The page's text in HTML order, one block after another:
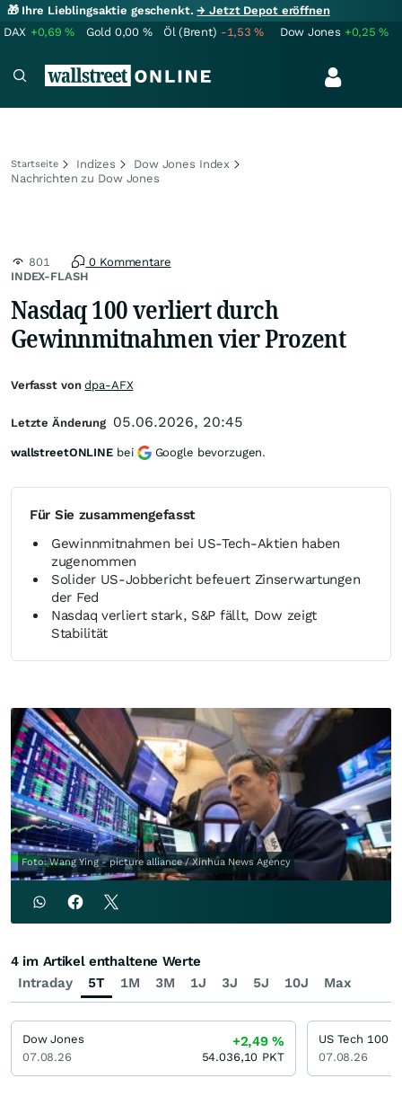
🎁 Ihre Lieblingsaktie geschenkt.→ Jetzt Depot eröffnen
DAX +0,69% Gold 0,00 % Öl (Brent) -1,53% Dow Jones +0,25%
Startseite Indizes
Dow Jones Index
Nachrichten zu Dow Jones
INDEX-FLASH
801 0 Kommentare
Nasdaq 100 verliert durch
Gewinnmitnahmen vier Prozent
Für Sie zusammengefasst
Gewinnmitnahmen bei US-Tech-Aktien haben
zugenommen
Solider US-Jobbericht befeuert Zinserwartungen
der Fed
Nasdaq verliert stark, S&P fällt, Dow zeigt
Stabilität
Foto: Wang Ying - picture alliance / Xinhua News Agency
Verfasst vondpa-AFX
Letzte Änderung 05.06.2026, 20:45
wallstreetONLINE bei Google bevorzugen.
Intraday 5T 1M 3M 1J 3J 5J 10J Max
4 im Artikel enthaltene Werte
Dow Jones
07.08.26
+2,49%
54.036,10 PKT
US Tech 100
07.08.26